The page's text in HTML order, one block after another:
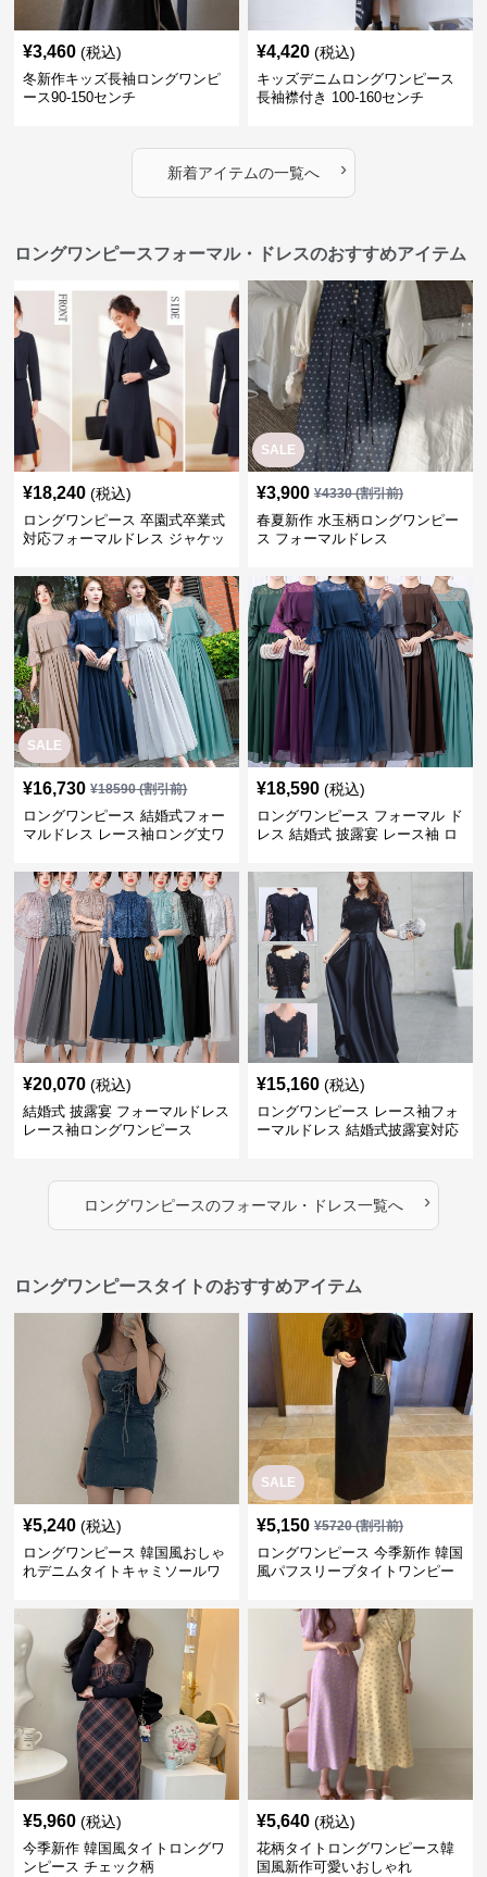
¥3,460 (税込)
冬新作キッズ長袖ロングワンピ
ース90-150センチ
¥4,420 (税込)
キッズデニムロングワンピース
長袖襟付き 100-160センチ
新着アイテムの一覧へ ›
ロングワンピースフォーマル・ドレスのおすすめアイテム
¥18,240 (税込)
ロングワンピース 卒園式卒業式
対応フォーマルドレス ジャケッ
SALE
¥3,900 ¥4330(割引前)
春夏新作 水玉柄ロングワンピー
ス フォーマルドレス
SALE
¥16,730 ¥18590(割引前)
ロングワンピース 結婚式フォー
マルドレス レース袖ロング丈ワ
¥18,590 (税込)
ロングワンピース フォーマル ド
レス 結婚式 披露宴 レース袖 ロ
¥20,070 (税込)
結婚式 披露宴 フォーマルドレス
レース袖ロングワンピース
¥15,160 (税込)
ロングワンピース レース袖フォ
ーマルドレス 結婚式披露宴対応
ロングワンピースのフォーマル・ドレス一覧へ ›
ロングワンピースタイトのおすすめアイテム
¥5,240 (税込)
ロングワンピース 韓国風おしゃ
れデニムタイトキャミソールワ
SALE
¥5,150 ¥5720(割引前)
ロングワンピース 今季新作 韓国
風パフスリーブタイトワンピー
¥5,960 (税込)
今季新作 韓国風タイトロングワ
ンピース チェック柄
¥5,640 (税込)
花柄タイトロングワンピース韓
国風新作可愛いおしゃれ